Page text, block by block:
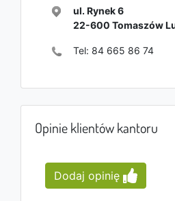
ul. Rynek 6
22-600 Tomaszów
Tel: 84 665 86 74
Opinie klientów kantoru
Dodaj opinię